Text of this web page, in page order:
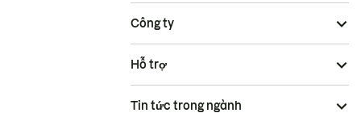
Công ty
Hỗ trợ
Tin tức trong ngành